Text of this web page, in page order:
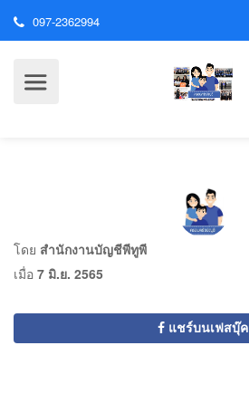
097-2362994
โดย สำนักงานบัญชีพีทูพี
เมื่อ 7 มิ.ย. 2565
แชร์บนเฟสบุ๊ค